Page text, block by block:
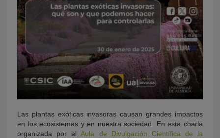
Las plantas exóticas invasoras causan grandes impactos
en los ecosistemas y en nuestra sociedad. En esta charla
organizada por elAula de Divulgación Científica de la